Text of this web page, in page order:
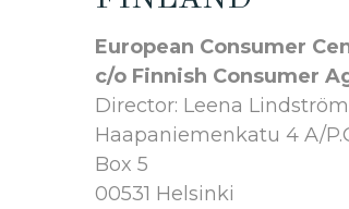
European Consumer
c/o Finnish Consumer
Director: Leena Lindström
Haapaniemenkatu 4 A/
Box 5
00531 Helsinki